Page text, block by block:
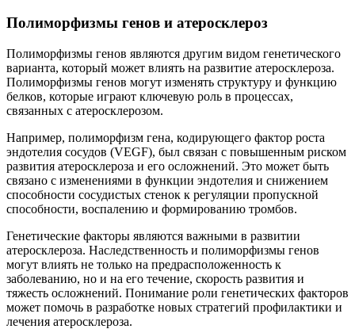
Полиморфизмы генов и атеросклероз
Полиморфизмы генов являются другим видом генетического
варианта, который может влиять на развитие атеросклероза.
Полиморфизмы генов могут изменять структуру и функцию
белков, которые играют ключевую роль в процессах,
связанных с атеросклерозом.
Например, полиморфизм гена, кодирующего фактор роста
эндотелия сосудов (VEGF), был связан с повышенным риском
развития атеросклероза и его осложнений. Это может быть
связано с изменениями в функции эндотелия и снижением
способности сосудистых стенок к регуляции пропускной
способности, воспалению и формированию тромбов.
Генетические факторы являются важными в развитии
атеросклероза. Наследственность и полиморфизмы генов
могут влиять не только на предрасположенность к
заболеванию, но и на его течение, скорость развития и
тяжесть осложнений. Понимание роли генетических факторов
может помочь в разработке новых стратегий профилактики и
лечения атеросклероза.